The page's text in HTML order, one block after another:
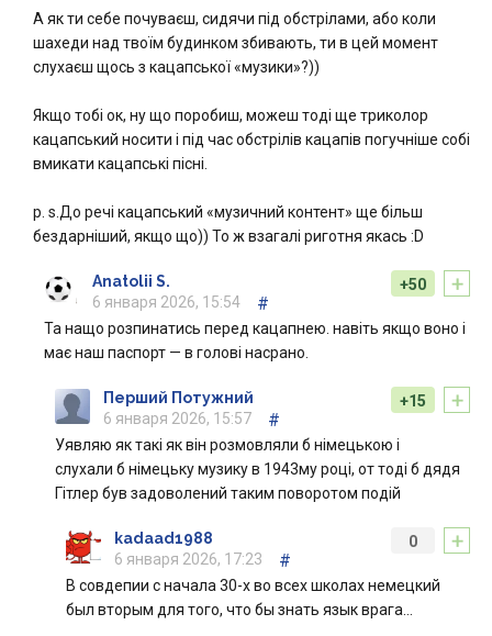
А як ти себе почуваєш, сидячи під обстрілами, або коли
шахеди над твоїм будинком збивають, ти в цей момент
слухаєш щось з кацапської «музики»?))
Якщо тобі ок, ну що поробиш, можеш тоді ще триколор
кацапський носити і під час обстрілів кацапів погучніше собі
вмикати кацапські пісні.
p. s.До речі кацапський «музичний контент» ще більш
бездарніший, якщо що)) То ж взагалі риготня якась :D
+
+50
Anatolii S.
6 января 2026, 15:54
#
Та нащо розпинатись перед кацапнею. навіть якщо воно і
має наш паспорт — в голові насрано.
+
+15
Перший Потужний
6 января 2026, 15:57
#
Уявляю як такі як він розмовляли б німецькою і
слухали б німецьку музику в 1943му році, от тоді б дядя
Гітлер був задоволений таким поворотом подій
+
0
kadaad1988
6 января 2026, 17:23
#
В совдепии с начала 30-х во всех школах немецкий
был вторым для того, что бы знать язык врага…